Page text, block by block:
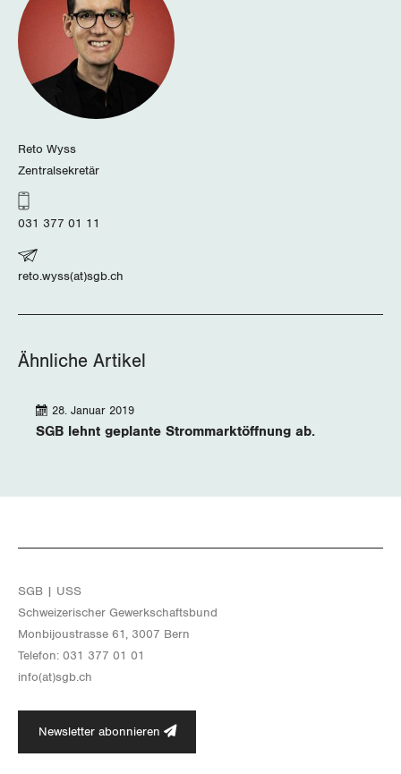
Zürich
Reto Wyss
Zentralsekretär
031 377 01 11
reto.wyss(at)sgb.ch
Ähnliche Artikel
SGB lehnt geplante Strommarktöffnung ab.
28. Januar 2019
SGB | USS
Schwei­ze­ri­scher Ge­werk­schafts­bund
Mon­bi­joustras­se 61, 3007 Bern
Te­le­fon: 031 377 01 01
info(at)​sgb.​ch
Newsletter abonnieren